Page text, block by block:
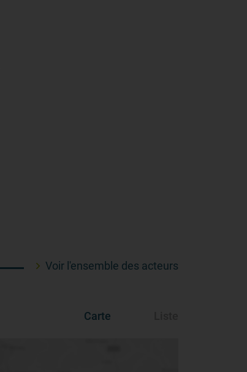
Voir l'ensemble des acteurs
Carte